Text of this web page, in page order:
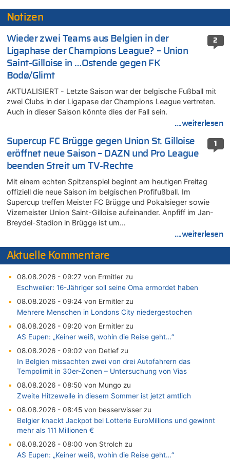
Notizen
2
Wieder zwei Teams aus Belgien in der
Ligaphase der Champions League? – Union
Saint-Gilloise in …Ostende gegen FK
Bodø/Glimt
AKTUALISIERT - Letzte Saison war der belgische Fußball mit
zwei Clubs in der Ligapase der Champions League vertreten.
Auch in dieser Saison könnte dies der Fall sein.
....weiterlesen
1
Supercup FC Brügge gegen Union St. Gilloise
eröffnet neue Saison – DAZN und Pro League
beenden Streit um TV-Rechte
Mit einem echten Spitzenspiel beginnt am heutigen Freitag
offiziell die neue Saison im belgischen Profifußball. Im
Supercup treffen Meister FC Brügge und Pokalsieger sowie
Vizemeister Union Saint-Gilloise aufeinander. Anpfiff im Jan-
Breydel-Stadion in Brügge ist um…
....weiterlesen
Aktuelle Kommentare
08.08.2026 - 09:27 von Ermitler zu
Eschweiler: 16-Jähriger soll seine Oma ermordet haben
08.08.2026 - 09:24 von Ermitler zu
Mehrere Menschen in Londons City niedergestochen
08.08.2026 - 09:20 von Ermitler zu
AS Eupen: „Keiner weiß, wohin die Reise geht…“
08.08.2026 - 09:02 von Detlef zu
In Belgien missachten zwei von drei Autofahrern das
Tempolimit in 30er-Zonen – Untersuchung von Vias
08.08.2026 - 08:50 von Mungo zu
Zweite Hitzewelle in diesem Sommer ist jetzt amtlich
08.08.2026 - 08:45 von besserwisser zu
Belgier knackt Jackpot bei Lotterie EuroMillions und gewinnt
mehr als 111 Millionen €
08.08.2026 - 08:00 von Strolch zu
AS Eupen: „Keiner weiß, wohin die Reise geht…“